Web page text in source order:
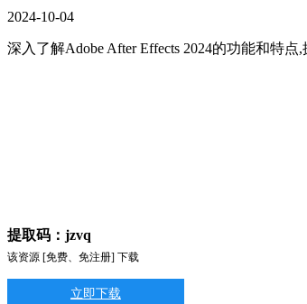
2024-10-04
深入了解Adobe After Effects 2024的功能和特
提取码：jzvq
该资源 [免费、免注册] 下载
立即下载